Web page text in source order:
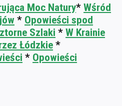
Moc Natury* Wśród
* Opowieści spod
Szlaki * W Krainie
Łódzkie *
* Opowieści